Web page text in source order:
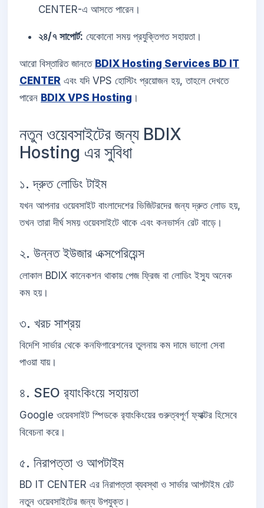
CENTER-এ আসতে পারেন।
২৪/৭ সাপোর্ট: যেকোনো সময় প্রযুক্তিগত সহায়তা।
আরো বিস্তারিত জানতে BDIX Hosting Services BD IT
CENTER এবং যদি VPS হোস্টিং প্রয়োজন হয়, তাহলে দেখতে
পারেন BDIX VPS Hosting ।
নতুন ওয়েবসাইটের জন্য BDIX
Hosting এর সুবিধা
১. দ্রুত লোডিং টাইম
যখন আপনার ওয়েবসাইট বাংলাদেশের ভিজিটরদের জন্য দ্রুত লোড হয়,
তখন তারা দীর্ঘ সময় ওয়েবসাইটে থাকে এবং কনভার্সন রেট বাড়ে।
২. উন্নত ইউজার এক্সপেরিয়েন্স
লোকাল BDIX কানেকশন থাকায় পেজ ফ্রিজ বা লোডিং ইস্যু অনেক
কম হয়।
৩. খরচ সাশ্রয়
বিদেশি সার্ভার থেকে কনফিগারেশনের তুলনায় কম দামে ভালো সেবা
পাওয়া যায়।
৪. SEO র‍্যাংকিংয়ে সহায়তা
Google ওয়েবসাইট স্পিডকে র‍্যাংকিংয়ের গুরুত্বপূর্ণ ফ্যাক্টর হিসেবে
বিবেচনা করে।
৫. নিরাপত্তা ও আপটাইম
BD IT CENTER এর নিরাপত্তা ব্যবস্থা ও সার্ভার আপটাইম রেট
নতুন ওয়েবসাইটের জন্য উপযুক্ত।